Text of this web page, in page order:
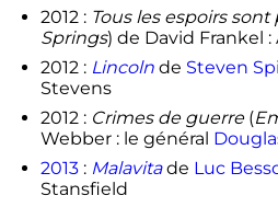
2012 : Tous les espoirs sont
Springs) de David Frankel
2012 : Lincolnde Steven
Stevens
2012 : Crimes de guerre(
Webber : le général
2013: Malavitade Luc
Stansfield